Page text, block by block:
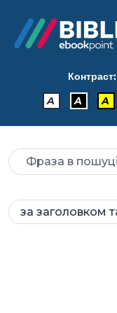
Контраст:
A
A A